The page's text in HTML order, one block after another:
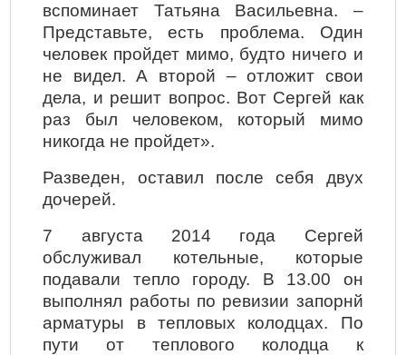
вспоминает Татьяна Васильевна. –
Представьте, есть проблема. Один
человек пройдет мимо, будто ничего и
не видел. А второй – отложит свои
дела, и решит вопрос. Вот Сергей как
раз был человеком, который мимо
никогда не пройдет».
Разведен, оставил после себя двух
дочерей.
7 августа 2014 года Сергей
обслуживал котельные, которые
подавали тепло городу. В 13.00 он
выполнял работы по ревизии запорнй
арматуры в тепловых колодцах. По
пути от теплового колодца к